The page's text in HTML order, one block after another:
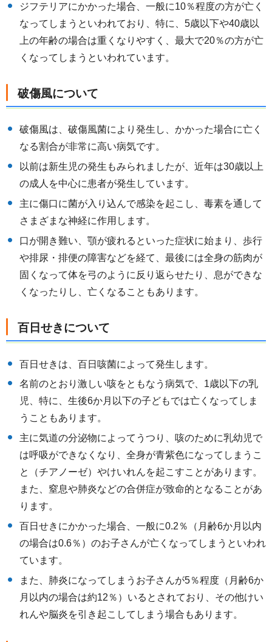
ジフテリアにかかった場合、一般に10％程度の方が亡く
なってしまうといわれており、特に、5歳以下や40歳以
上の年齢の場合は重くなりやすく、最大で20％の方が亡
くなってしまうといわれています。
破傷風について
破傷風は、破傷風菌により発生し、かかった場合に亡く
なる割合が非常に高い病気です。
以前は新生児の発生もみられましたが、近年は30歳以上
の成人を中心に患者が発生しています。
主に傷口に菌が入り込んで感染を起こし、毒素を通して
さまざまな神経に作用します。
口が開き難い、顎が疲れるといった症状に始まり、歩行
や排尿・排便の障害などを経て、最後には全身の筋肉が
固くなって体を弓のように反り返らせたり、息ができな
くなったりし、亡くなることもあります。
百日せきについて
百日せきは、百日咳菌によって発生します。
名前のとおり激しい咳をともなう病気で、1歳以下の乳
児、特に、生後6か月以下の子どもでは亡くなってしま
うこともあります。
主に気道の分泌物によってうつり、咳のために乳幼児で
は呼吸ができなくなり、全身が青紫色になってしまうこ
と（チアノーゼ）やけいれんを起こすことがあります。
また、窒息や肺炎などの合併症が致命的となることがあ
ります。
百日せきにかかった場合、一般に0.2％（月齢6か月以内
の場合は0.6％）のお子さんが亡くなってしまうといわれ
ています。
また、肺炎になってしまうお子さんが5％程度（月齢6か
月以内の場合は約12％）いるとされており、その他けい
れんや脳炎を引き起こしてしまう場合もあります。